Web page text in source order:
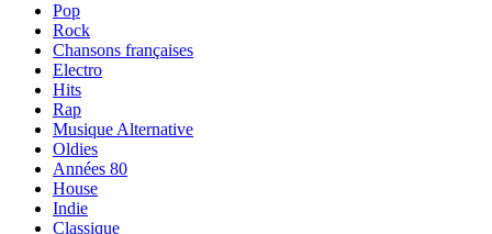
Pop
Rock
Chansons françaises
Electro
Hits
Rap
Musique Alternative
Oldies
Années 80
House
Indie
Classique